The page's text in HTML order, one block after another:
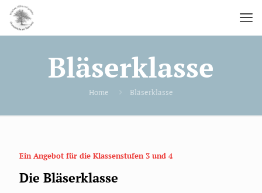
Bläserklasse
Home Bläserklasse
Ein Angebot für die Klassenstufen 3 und 4
Die Bläserklasse